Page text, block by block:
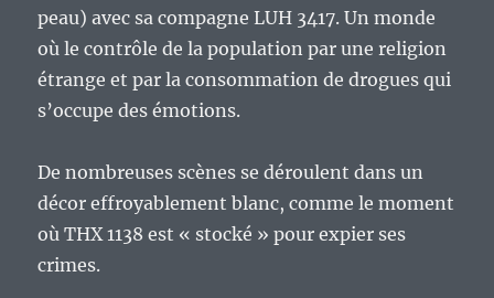
peau) avec sa compagne LUH 3417. Un monde
où le contrôle de la population par une religion
étrange et par la consommation de drogues qui
s’occupe des émotions.
De nombreuses scènes se déroulent dans un
décor effroyablement blanc, comme le moment
où THX 1138 est « stocké » pour expier ses
crimes.